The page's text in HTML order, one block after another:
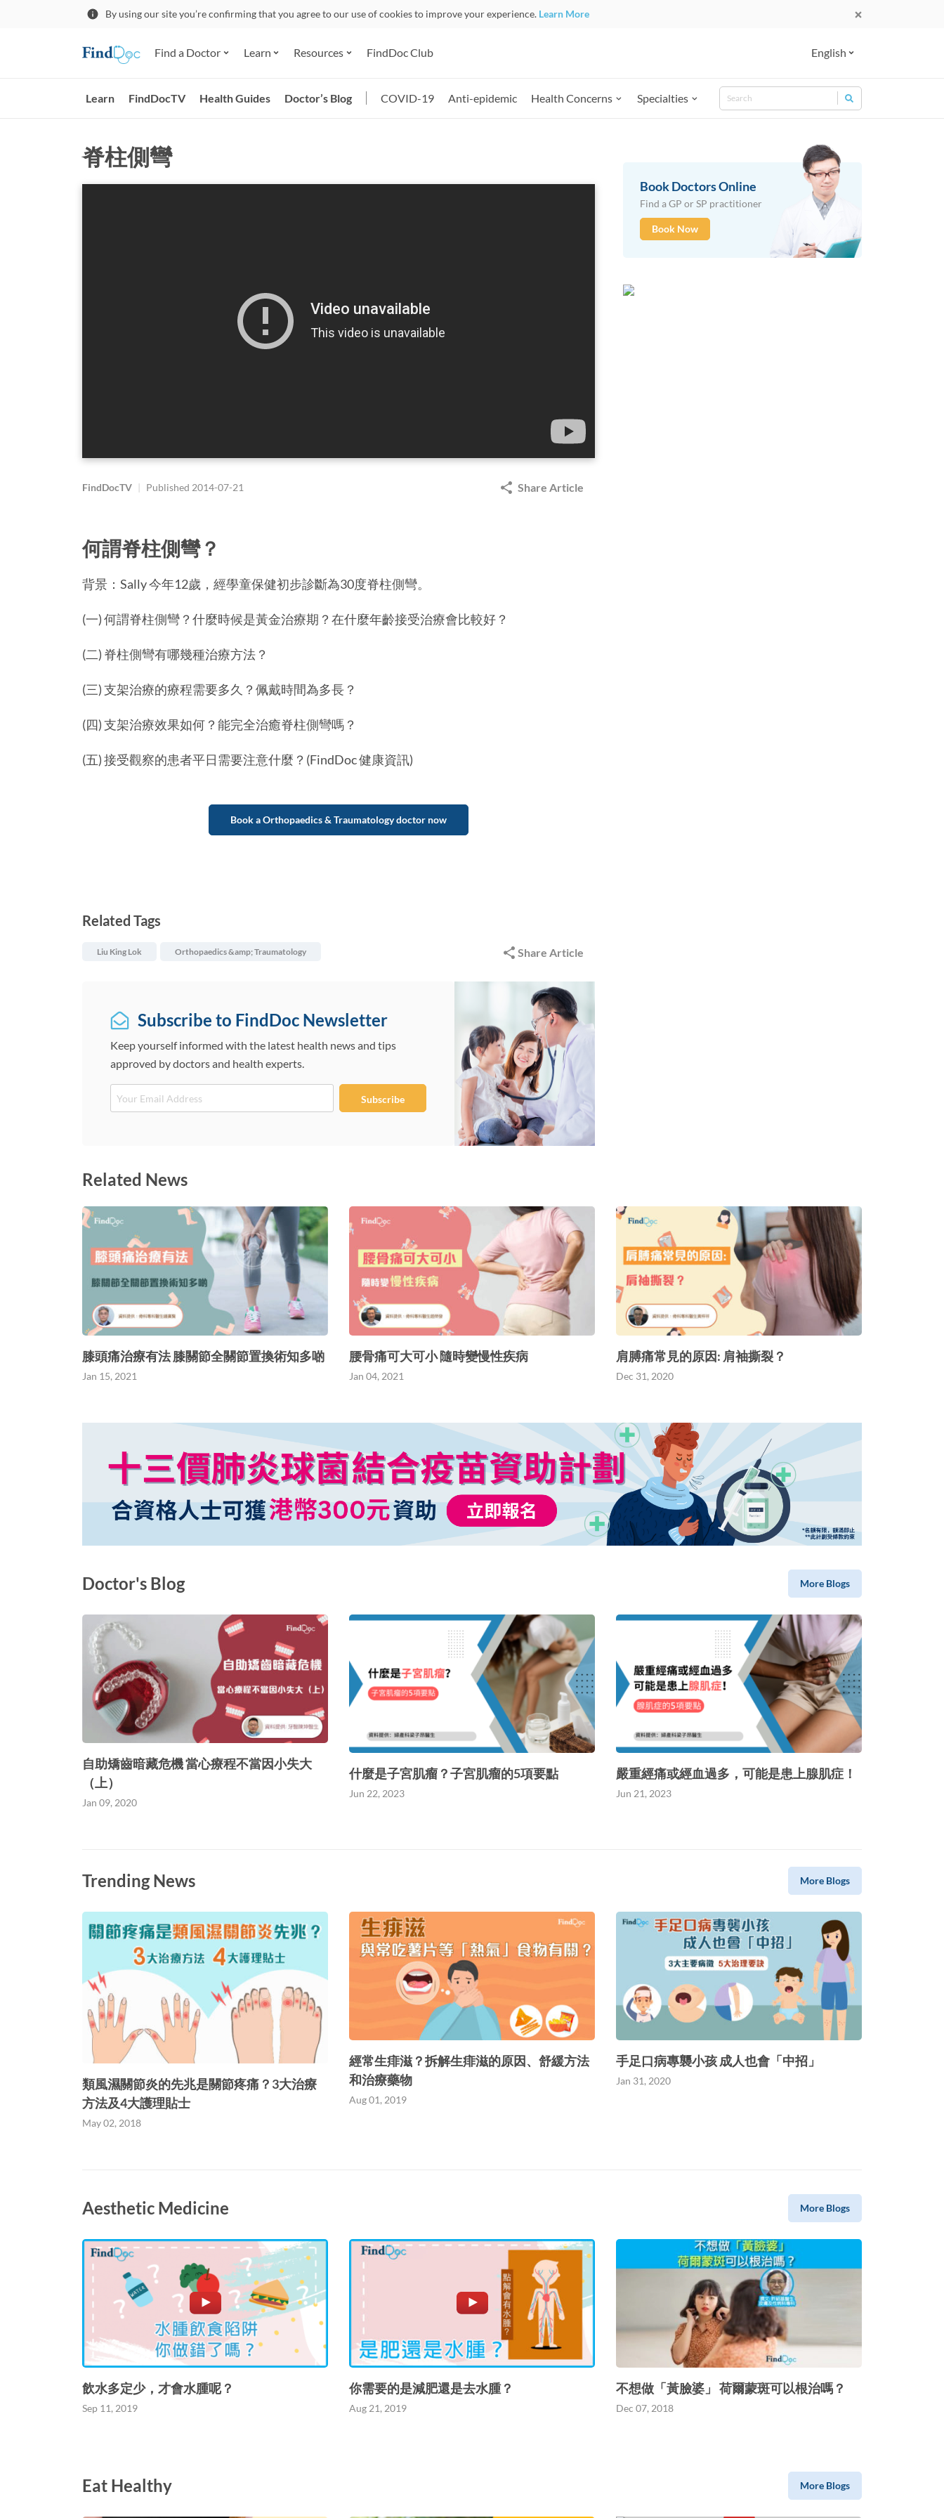
By using our site you’re confirming that you agree to our use of cookies to improve your experience. Learn More
Find a Doctor Learn Resources FindDoc Club English
Learn FindDocTV Health Guides Doctor’s Blog COVID-19 Anti-epidemic Health Concerns Specialties
Search for:
Search
脊柱側彎
FindDocTV | Published 2014-07-21 Share Article
何謂脊柱側彎？
背景：Sally 今年12歲，經學童保健初步診斷為30度脊柱側彎。
(一) 何謂脊柱側彎？什麼時候是黃金治療期？在什麼年齡接受治療會比較好？
(二) 脊柱側彎有哪幾種治療方法？
(三) 支架治療的療程需要多久？佩戴時間為多長？
(四) 支架治療效果如何？能完全治癒脊柱側彎嗎？
(五) 接受觀察的患者平日需要注意什麼？(FindDoc 健康資訊)
Book a Orthopaedics & Traumatology doctor now
Related Tags
Liu King Lok Orthopaedics &amp; Traumatology Share Article
Subscribe to FindDoc Newsletter
Keep yourself informed with the latest health news and tips
approved by doctors and health experts.
Subscribe
Book Doctors Online
Find a GP or SP practitioner
Book Now
Related News
膝頭痛治療有法 膝關節全關節置換術知多啲
Jan 15, 2021
腰骨痛可大可小 隨時變慢性疾病
Jan 04, 2021
肩膊痛常見的原因: 肩袖撕裂？
Dec 31, 2020
Doctor's Blog More Blogs
自助矯齒暗藏危機 當心療程不當因小失大
（上）
Jan 09, 2020
什麼是子宮肌瘤？子宮肌瘤的5項要點
Jun 22, 2023
嚴重經痛或經血過多，可能是患上腺肌症！
Jun 21, 2023
Trending News More Blogs
類風濕關節炎的先兆是關節疼痛？3大治療
方法及4大護理貼士
May 02, 2018
經常生痱滋？拆解生痱滋的原因、舒緩方法
和治療藥物
Aug 01, 2019
手足口病專襲小孩 成人也會「中招」
Jan 31, 2020
Aesthetic Medicine More Blogs
飲水多定少，才會水腫呢？
Sep 11, 2019
你需要的是減肥還是去水腫？
Aug 21, 2019
不想做「黃臉婆」 荷爾蒙斑可以根治嗎？
Dec 07, 2018
Eat Healthy More Blogs